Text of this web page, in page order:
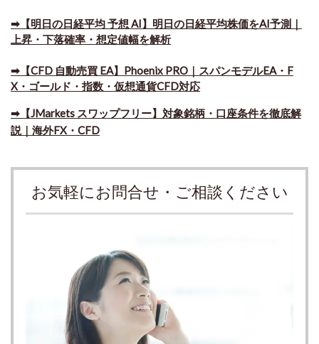
➡【明日の日経平均 予想 AI】明日の日経平均株価をAI予測｜
上昇・下落確率・想定値幅を解析
➡​【CFD 自動売買 EA】Phoenix PRO｜スパンモデルEA・F
X・ゴールド・指数・仮想通貨CFD対応
➡​【JMarkets スワップフリー】対象銘柄・口座条件を徹底解
説｜海外FX・CFD
お気軽にお問合せ・ご相談ください